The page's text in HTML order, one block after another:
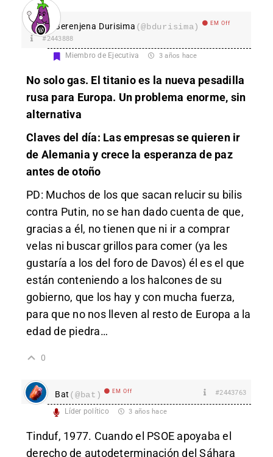
Berenjena Durisima (@bdurisima) EM Off
#2443888
Miembro de Ejecutiva 3 años hace
No solo gas. El titanio es la nueva pesadilla
rusa para Europa. Un problema enorme, sin
alternativa
Claves del día: Las empresas se quieren ir
de Alemania y crece la esperanza de paz
antes de otoño
PD: Muchos de los que sacan relucir su bilis
contra Putin, no se han dado cuenta de que,
gracias a él, no tienen que ni ir a comprar
velas ni buscar grillos para comer (ya les
gustaría a los del foro de Davos) él es el que
están conteniendo a los halcones de su
gobierno, que los hay y con mucha fuerza,
para que no nos lleven al resto de Europa a la
edad de piedra…
0
Bat (@bat) EM Off #2443763
Líder político 3 años hace
Tinduf, 1977. Cuando el PSOE apoyaba el
derecho de autodeterminación del Sáhara